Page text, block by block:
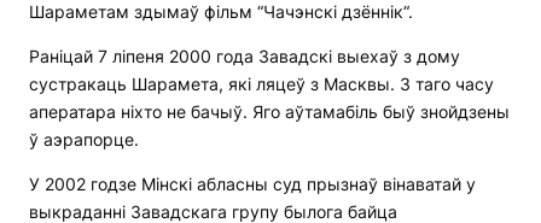
Шараметам здымаў фільм “Чачэнскі дзённік“.
Раніцай 7 ліпеня 2000 года Завадскі выехаў з дому
сустракаць Шарамета, які ляцеў з Масквы. З таго часу
аператара ніхто не бачыў. Яго аўтамабіль быў знойдзены
ў аэрапорце.
У 2002 годзе Мінскі абласны суд прызнаў вінаватай у
выкраданні Завадскага групу былога байца